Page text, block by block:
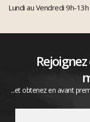
Lundi au Vendredi 9h-
...et obtenez en avant